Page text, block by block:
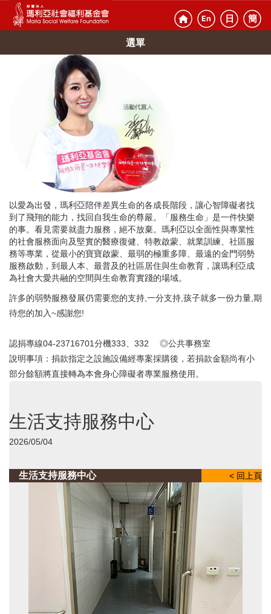
En 日 簡
選單
以愛為出發，瑪利亞陪伴差異生命的各成長階段，讓心智障礙者找
到了飛翔的能力，找回自我生命的尊嚴。「服務生命」是一件快樂
的事。看見需要就盡力服務，絕不放棄。瑪利亞以全面性與專業性
的社會服務面向及堅實的醫療復健、特教啟蒙、就業訓練、社區服
務等專業，從最小的寶寶啟蒙、最弱的極重多障、最遠的金門弱勢
服務啟動，到最人本、最普及的社區居住與生命教育，讓瑪利亞成
為社會大愛共融的空間與生命教育實踐的場域。
許多的弱勢服務發展仍需要您的支持,一分支持,孩子就多一份力量,期
待您的加入~感謝您!
認捐專線04-23716701分機333、332 ◎公共事務室
說明事項：捐款指定之設施設備經專案採購後，若捐款金額尚有小
部分餘額將直接轉為本會身心障礙者專業服務使用。
生活支持服務中心
2026/05/04
生活支持服務中心 < 回上頁